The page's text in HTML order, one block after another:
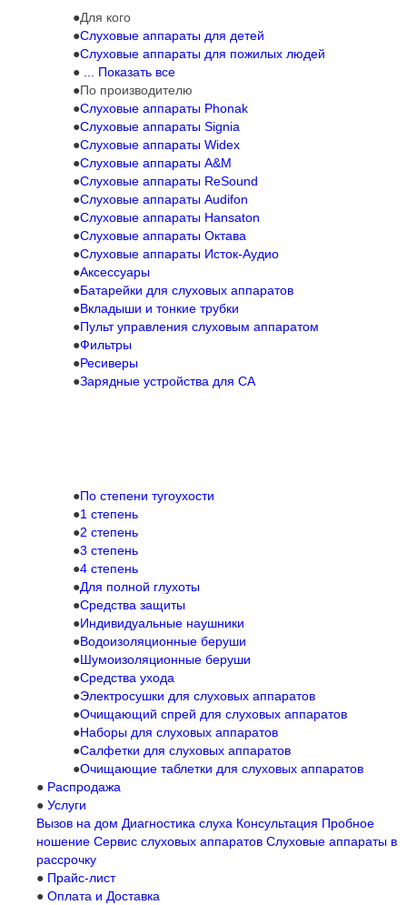
Для кого
Слуховые аппараты для детей
Слуховые аппараты для пожилых людей
... Показать все
По производителю
Слуховые аппараты Phonak
Слуховые аппараты Signia
Слуховые аппараты Widex
Слуховые аппараты A&M
Слуховые аппараты ReSound
Слуховые аппараты Audifon
Слуховые аппараты Hansaton
Слуховые аппараты Октава
Слуховые аппараты Исток-Аудио
Аксессуары
Батарейки для слуховых аппаратов
Вкладыши и тонкие трубки
Пульт управления слуховым аппаратом
Фильтры
Ресиверы
Зарядные устройства для СА
По степени тугоухости
1 степень
2 степень
3 степень
4 степень
Для полной глухоты
Средства защиты
Индивидуальные наушники
Водоизоляционные беруши
Шумоизоляционные беруши
Средства ухода
Электросушки для слуховых аппаратов
Очищающий спрей для слуховых аппаратов
Наборы для слуховых аппаратов
Салфетки для слуховых аппаратов
Очищающие таблетки для слуховых аппаратов
Распродажа
Услуги
Вызов на дом Диагностика слуха Консультация Пробное
ношение Сервис слуховых аппаратов Слуховые аппараты в
рассрочку
Прайс-лист
Оплата и Доставка